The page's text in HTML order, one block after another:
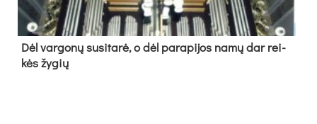
Dėl var­go­nų su­si­ta­rė, o dėl pa­ra­pi­jos na­mų dar rei­
kės žy­gių